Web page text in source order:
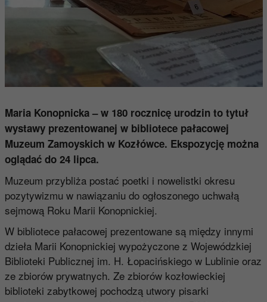
Maria Konopnicka – w 180 rocznicę urodzin to tytuł
wystawy prezentowanej w bibliotece pałacowej
Muzeum Zamoyskich w Kozłówce. Ekspozycję można
oglądać do 24 lipca.
Muzeum przybliża postać poetki i nowelistki okresu
pozytywizmu w nawiązaniu do ogłoszonego uchwałą
sejmową Roku Marii Konopnickiej.
W bibliotece pałacowej prezentowane są między innymi
dzieła Marii Konopnickiej wypożyczone z Wojewódzkiej
Biblioteki Publicznej im. H. Łopacińskiego w Lublinie oraz
ze zbiorów prywatnych. Ze zbiorów kozłowieckiej
biblioteki zabytkowej pochodzą utwory pisarki